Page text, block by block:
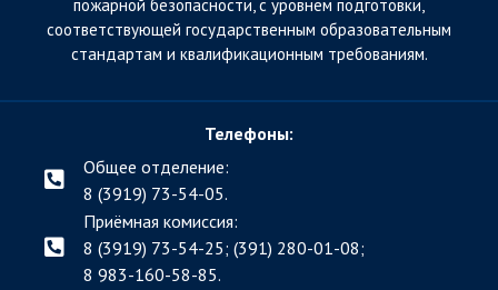
пожарной безопасности, с уровнем подготовки,
соответствующей государственным образовательным
стандартам и квалификационным требованиям.
Телефоны:
Общее отделение:
8 (3919) 73-54-05.
Приёмная комиссия:
8 (3919) 73-54-25; (391) 280-01-08;
8 983-160-58-85.